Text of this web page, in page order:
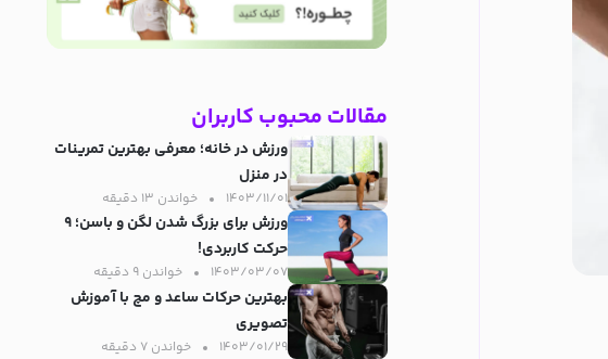
مقالات محبوب کاربران
ورزش در خانه؛ معرفی بهترین تمرینات
در منزل
۱۴۰۳/۱۱/۰۱ خواندن ۱۳ دقیقه‌
ورزش برای بزرگ شدن لگن و باسن؛ ۹
حرکت کاربردی!
۱۴۰۳/۰۳/۰۷ خواندن ۹ دقیقه‌
بهترین حرکات ساعد و مچ با آموزش
تصویری
۱۴۰۳/۰۱/۲۹ خواندن ۷ دقیقه‌